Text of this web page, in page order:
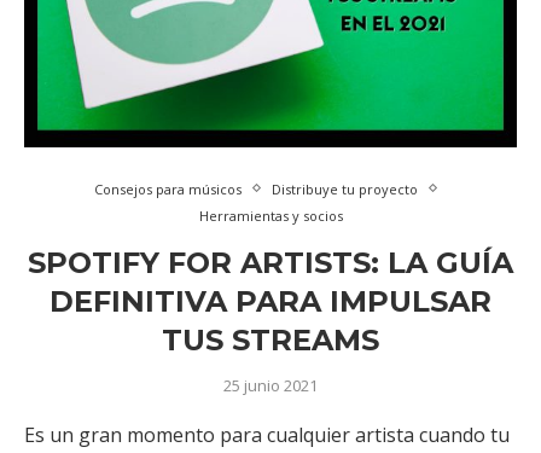
Consejos para músicos
Distribuye tu proyecto
Herramientas y socios
SPOTIFY FOR ARTISTS: LA GUÍA
DEFINITIVA PARA IMPULSAR
TUS STREAMS
25 junio 2021
Es un gran momento para cualquier artista cuando tu